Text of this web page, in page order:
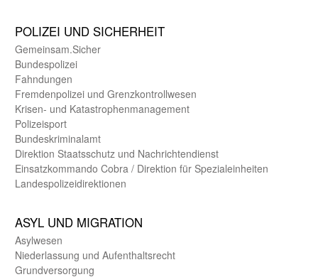
POLIZEI UND SICHER­HEIT
Gemein­sam.Sicher
Bundes­polizei
Fahndungen
Fremdenpolizei und Grenzkontrollwesen
Krisen- und Katastrophen­management
Polizeisport
Bundes­kriminal­amt
Direktion Staats­schutz und Nach­richten­dienst
Einsatz­kommando Cobra / Direktion für Spezialeinheiten
Landes­polizei­direk­tionen
ASYL UND MIGRA­TION
Asyl­wesen
Nieder­lassung und Aufent­halts­recht
Grund­versorgung